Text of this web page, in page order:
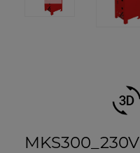
MKS300_230V